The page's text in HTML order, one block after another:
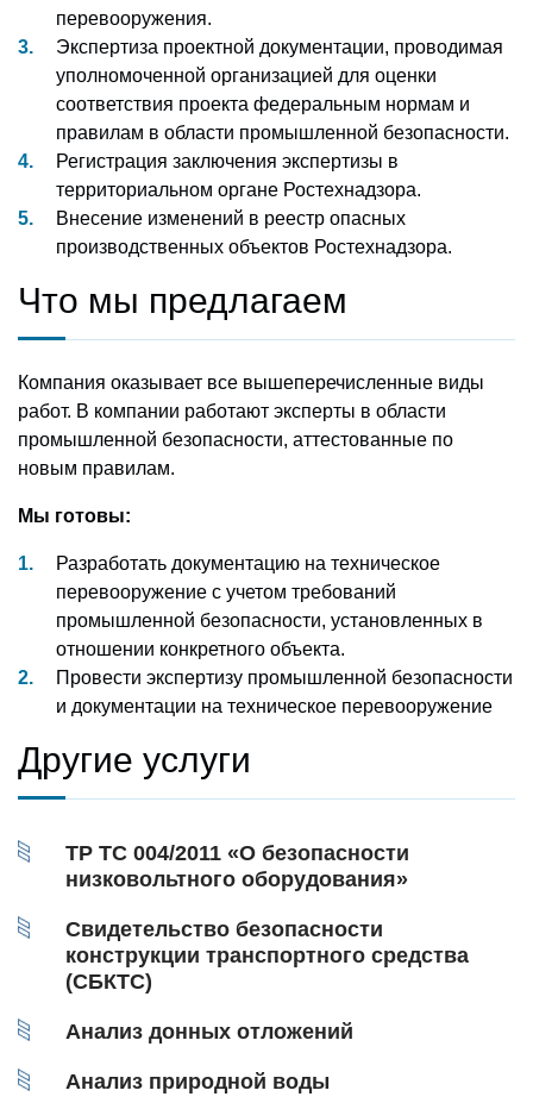
перевооружения.
Экспертиза проектной документации, проводимая
уполномоченной организацией для оценки
соответствия проекта федеральным нормам и
правилам в области промышленной безопасности.
Регистрация заключения экспертизы в
территориальном органе Ростехнадзора.
Внесение изменений в реестр опасных
производственных объектов Ростехнадзора.
Что мы предлагаем
Компания оказывает все вышеперечисленные виды
работ. В компании работают эксперты в области
промышленной безопасности, аттестованные по
новым правилам.
Мы готовы:
Разработать документацию на техническое
перевооружение с учетом требований
промышленной безопасности, установленных в
отношении конкретного объекта.
Провести экспертизу промышленной безопасности
и документации на техническое перевооружение
Другие услуги
ТР ТС 004/2011 «О безопасности
низковольтного оборудования»
Свидетельство безопасности
конструкции транспортного средства
(СБКТС)
Анализ донных отложений
Анализ природной воды